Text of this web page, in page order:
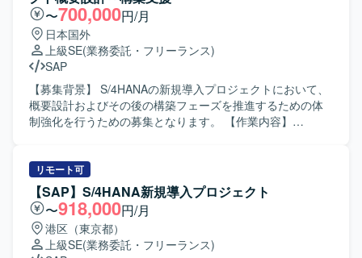
〜700,000円/月
日本国外
上級SE(業務委託・フリーランス)
SAP
【募集背景】 S/4HANAの新規導入プロジェクトにおいて、
概要設計およびその後の構築フェーズを推進するための体
制強化を行うための募集となります。 【作業内容】
性検討を実施していただきます。構築フェーズでは、設計
内容に基づく設定・構築作業や関連ドキュメントの作成、
テストに向けた準備などを担当していただきます。また、
プロジェクトメンバーとのコミュニケーションを通じて、
課題整理や改善提案なども行っていただきます。 【求める
人物像】 S/4HANAやSAPに関する知見を活かしながら、自
リモート可
【SAP】S/4HANA新規導入プロジェクト
〜918,000円/月
港区（東京都）
上級SE(業務委託・フリーランス)